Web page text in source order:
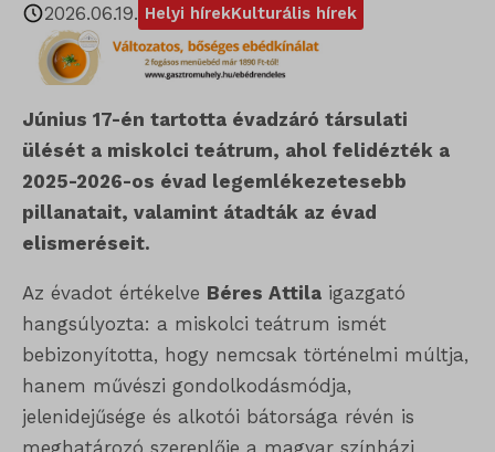
2026.06.19. Helyi hírekKulturális hírek
Június 17-én tartotta évadzáró társulati
ülését a miskolci teátrum, ahol felidézték a
2025-2026-os évad legemlékezetesebb
pillanatait, valamint átadták az évad
elismeréseit.
Az évadot értékelve Béres Attila igazgató
hangsúlyozta: a miskolci teátrum ismét
bebizonyította, hogy nemcsak történelmi múltja,
hanem művészi gondolkodásmódja,
jelenidejűsége és alkotói bátorsága révén is